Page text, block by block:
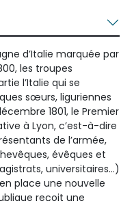
d’Italie marquée par
les troupes
l’Italie qui se
sœurs, liguriennes
1801, le Premier
à Lyon, c’est-à-dire
de l’armée,
évêques et
universitaires…)
place une nouvelle
reçoit une